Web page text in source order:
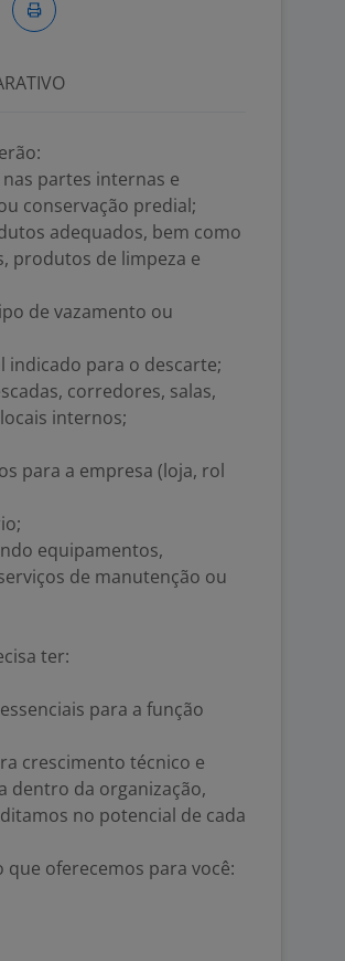
partes internas e
conservação predial;
adequados, bem como
produtos de limpeza e
de vazamento ou
indicado para o descarte;
corredores, salas,
internos;
para a empresa (loja, rol
equipamentos,
de manutenção ou
ter:
para a função
crescimento técnico e
dentro da organização,
no potencial de cada
que oferecemos para você: